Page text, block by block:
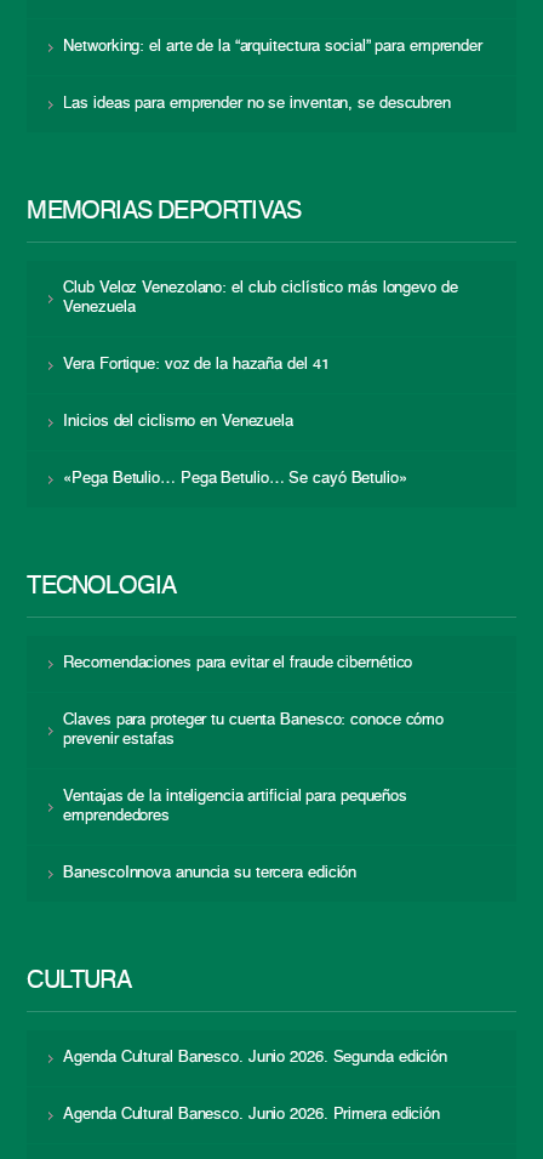
Networking: el arte de la “arquitectura social” para emprender
Las ideas para emprender no se inventan, se descubren
MEMORIAS DEPORTIVAS
Club Veloz Venezolano: el club ciclístico más longevo de
Venezuela
Vera Fortique: voz de la hazaña del 41
Inicios del ciclismo en Venezuela
«Pega Betulio… Pega Betulio… Se cayó Betulio»
TECNOLOGÍA
Recomendaciones para evitar el fraude cibernético
Claves para proteger tu cuenta Banesco: conoce cómo
prevenir estafas
Ventajas de la inteligencia artificial para pequeños
emprendedores
BanescoInnova anuncia su tercera edición
CULTURA
Agenda Cultural Banesco. Junio 2026. Segunda edición
Agenda Cultural Banesco. Junio 2026. Primera edición